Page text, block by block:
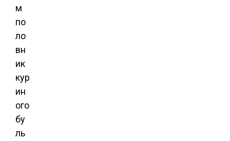
м
по
ло
вн
ик
кур
ин
ого
бу
ль